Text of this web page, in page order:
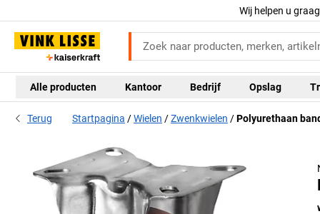
Wij helpen u
Alle producten Kantoor Bedrijf Opslag
Terug Startpagina Wielen Zwenkwielen Polyurethaan